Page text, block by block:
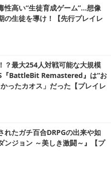
性高い“生徒育成ゲーム”…想像
の生徒を導け！【先行プレイレ
？最大254人対戦可能な大規模
『BattleBit Remastered』は“お
ったカオス」だった【プレイレ
れたガチ百合DRPGの出来や如
ンジョン ～美しき激闘～』【プ